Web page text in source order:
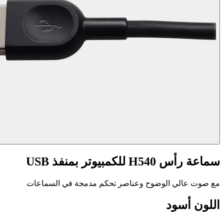
سماعة رأس H540 للكمبيوتر بمنفذ USB
مع صوت عالي الوضوح وعناصر تحكم مدمجة في السماعات
اللون أسود